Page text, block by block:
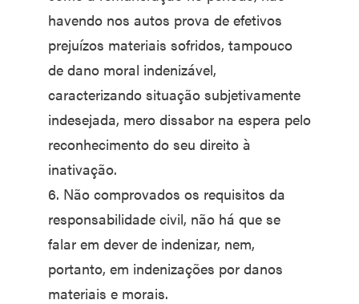
havendo nos autos prova de efetivos
prejuízos materiais sofridos, tampouco
de dano moral indenizável,
caracterizando situação subjetivamente
indesejada, mero dissabor na espera pelo
reconhecimento do seu direito à
inativação.
6. Não comprovados os requisitos da
responsabilidade civil, não há que se
falar em dever de indenizar, nem,
portanto, em indenizações por danos
materiais e morais.